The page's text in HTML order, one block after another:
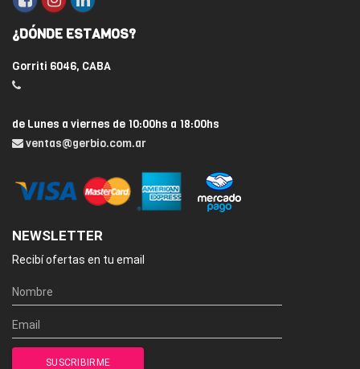
¿DÓNDE ESTAMOS?
Gorriti 6046, CABA
de Lunes a viernes de 10:00hs a 18:00hs
ventas@gerbio.com.ar
NEWSLETTER
Recibí ofertas en tu email